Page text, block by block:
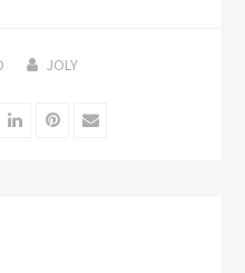
JOLY
LinkedInPinterest
Email